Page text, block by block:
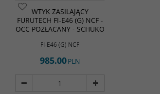
WTYK ZASILAJĄCY
FURUTECH FI-E46 (G) NCF -
OCC POZŁACANY - SCHUKO
FI-E46 (G) NCF
985.00PLN